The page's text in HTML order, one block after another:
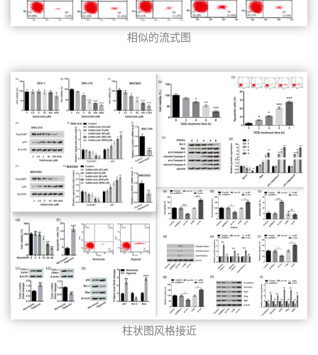
相似的流式图
柱状图风格接近